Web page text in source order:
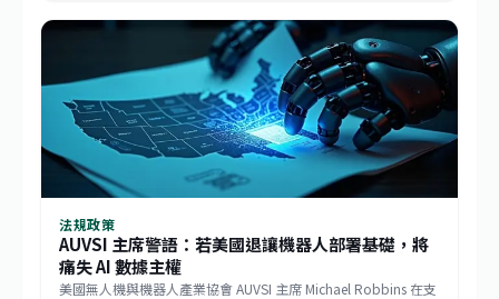
來擴大非紅供應鏈的機會，但業者仍需強化技術自主與國際合規
法規政策
AUVSI 主席警語：若美國退讓機器人部署基礎，將
痛失 AI 數據主權
美國無人機與機器人產業協會 AUVSI 主席 Michael Robbins 在支